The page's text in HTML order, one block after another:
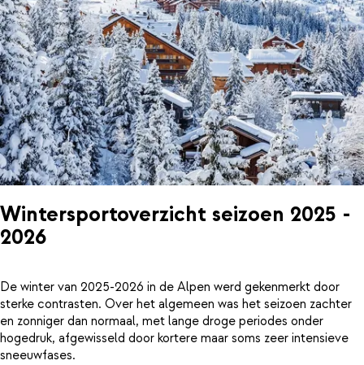
Wintersportoverzicht seizoen 2025 -
2026
De winter van 2025-2026 in de Alpen werd gekenmerkt door
sterke contrasten. Over het algemeen was het seizoen zachter
en zonniger dan normaal, met lange droge periodes onder
hogedruk, afgewisseld door kortere maar soms zeer intensieve
sneeuwfases.